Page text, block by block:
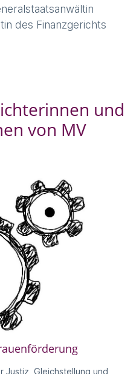
des Finanzgerichts
und
von MV
Justiz, Gleichstellung und